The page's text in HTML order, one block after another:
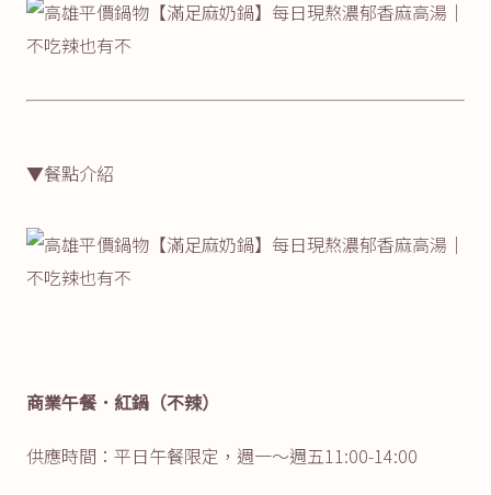
▼餐點介紹
商業午餐．紅鍋（不辣）
供應時間：平日午餐限定，週一～週五11:00-14:00